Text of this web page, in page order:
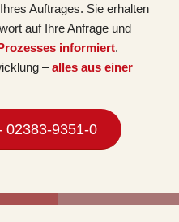
Auftrages. Sie erhalten
auf Ihre Anfrage und
informiert.
–alles aus einer
02383-9351-0